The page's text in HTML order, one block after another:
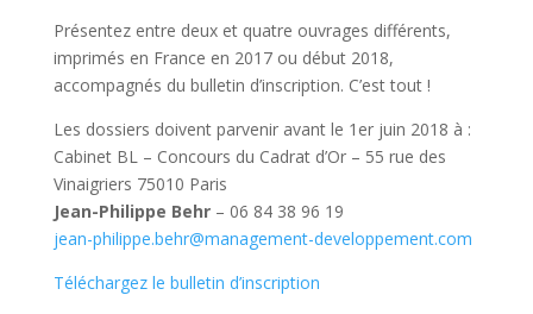
Présentez entre deux et quatre ouvrages différents,
imprimés en France en 2017 ou début 2018,
accompagnés du bulletin d’inscription. C’est tout !
Les dossiers doivent parvenir avant le 1er juin 2018 à :
Cabinet BL – Concours du Cadrat d’Or – 55 rue des
Vinaigriers 75010 Paris
Jean-Philippe Behr– 06 84 38 96 19
jean-philippe.behr@management-developpement.com
Téléchargez le bulletin d’inscription